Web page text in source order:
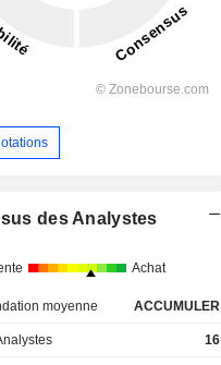
des Analystes
Achat
moyenne ACCUMULER
16